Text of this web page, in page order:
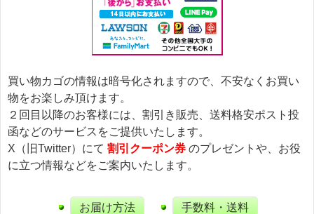
買い物カゴの情報は暗号化されますので、不安なくお買い
物をお楽しみ頂けます。
２回目以降のお客様には、割引き販売、送料格安ポスト投
函などのサービスをご提供いたします。
X（旧Twitter）にて 割引クーポン券 のプレゼントや、お役
に立つ情報などをご案内いたします。
お届け方法 手数料・送料